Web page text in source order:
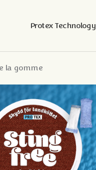
Protex Technology
la gomme